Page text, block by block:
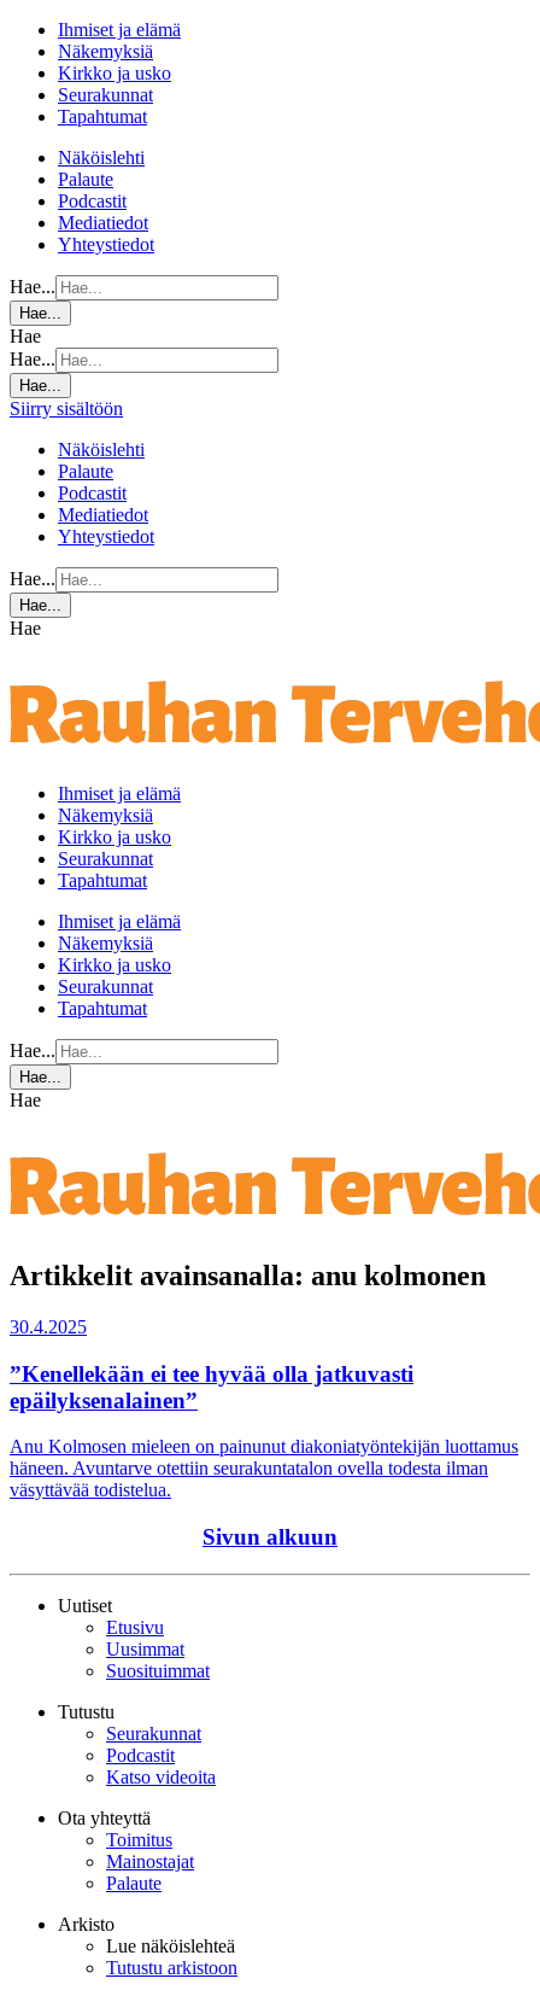
Ihmiset ja elämä
Näkemyksiä
Kirkko ja usko
Seurakunnat
Tapahtumat
Näköislehti
Palaute
Podcastit
Mediatiedot
Yhteystiedot
Hae...
Hae...
Hae
Hae...
Hae...
Siirry sisältöön
Näköislehti
Palaute
Podcastit
Mediatiedot
Yhteystiedot
Hae...
Hae...
Hae
Ihmiset ja elämä
Näkemyksiä
Kirkko ja usko
Seurakunnat
Tapahtumat
Ihmiset ja elämä
Näkemyksiä
Kirkko ja usko
Seurakunnat
Tapahtumat
Hae...
Hae...
Hae
Artikkelit avainsanalla: anu kolmonen
30.4.2025
”Kenellekään ei tee hyvää olla jatkuvasti
epäilyksenalainen”
Anu Kolmosen mieleen on painunut diakoniatyöntekijän luottamus
häneen. Avuntarve otettiin seurakuntatalon ovella todesta ilman
väsyttävää todistelua.
Sivun alkuun
Uutiset
Etusivu
Uusimmat
Suosituimmat
Tutustu
Seurakunnat
Podcastit
Katso videoita
Ota yhteyttä
Toimitus
Mainostajat
Palaute
Arkisto
Lue näköislehteä
Tutustu arkistoon